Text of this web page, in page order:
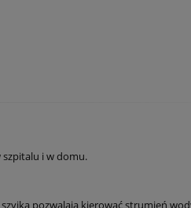
i w domu.
pozwalają kierować strumień